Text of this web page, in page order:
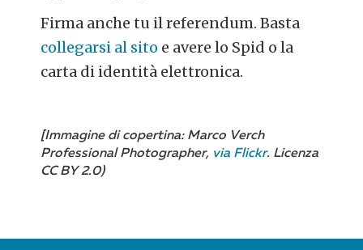
Firma anche tu il referendum. Basta
collegarsi al sito e avere lo Spid o la
carta di identità elettronica.
[Immagine di copertina: Marco Verch
Professional Photographer, via Flickr. Licenza
CC BY 2.0)
POST